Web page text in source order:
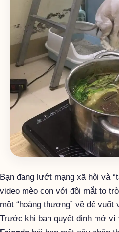
Bạn đang lướt mạng xã hội và
video mèo con với đôi mắt to
một “hoàng thượng” về để vuốt
Trước khi bạn quyết định mở ví